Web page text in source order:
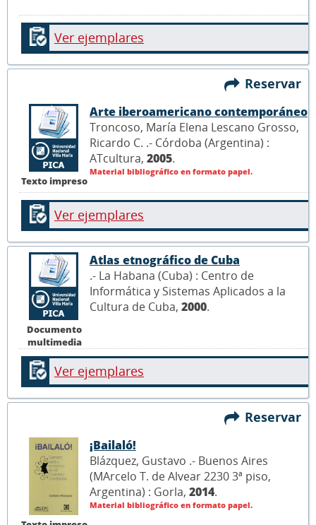
Ver ejemplares
Reservar
Texto impreso
Arte iberoamericano contemporáneo
Troncoso, María Elena Lescano Grosso,
Ricardo C. .- Córdoba (Argentina) :
ATcultura, 2005.
Material bibliográfico en formato papel.
Ver ejemplares
Documento
multimedia
Atlas etnográfico de Cuba
.- La Habana (Cuba) : Centro de
Informática y Sistemas Aplicados a la
Cultura de Cuba, 2000.
Ver ejemplares
Reservar
¡Bailaló!
Blázquez, Gustavo .- Buenos Aires
(MArcelo T. de Alvear 2230 3ª piso,
Argentina) : Gorla, 2014.
Material bibliográfico en formato papel.